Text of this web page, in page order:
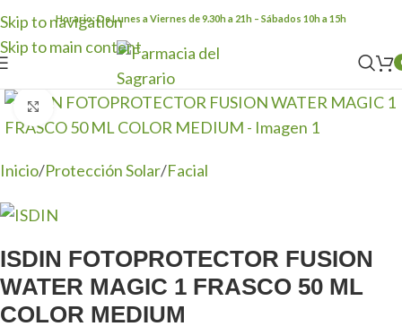
Skip to navigation
Skip to main content
Horario: De Lunes a Viernes de 9.30h a 21h – Sábados 10h a 15h
Clic para ampliar
Inicio/Protección Solar/Facial
ISDIN FOTOPROTECTOR FUSION
WATER MAGIC 1 FRASCO 50 ML
COLOR MEDIUM